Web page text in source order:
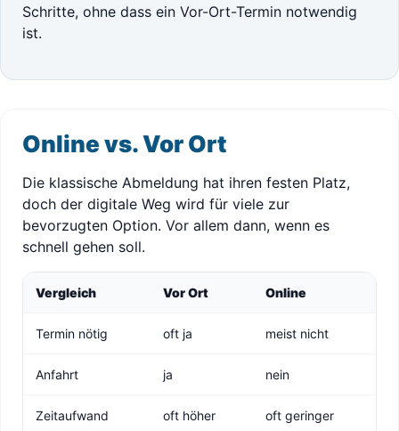
Schritte, ohne dass ein Vor-Ort-Termin notwendig
ist.
Online vs. Vor Ort
Die klassische Abmeldung hat ihren festen Platz,
doch der digitale Weg wird für viele zur
bevorzugten Option. Vor allem dann, wenn es
schnell gehen soll.
Vergleich Vor Ort Online
Termin nötig oft ja meist nicht
Anfahrt ja nein
Zeitaufwand oft höher oft geringer